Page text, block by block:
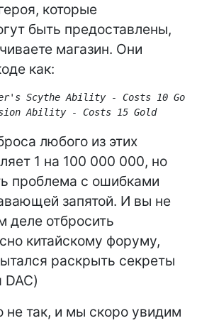
которые
быть предоставлены,
магазин. Они
как:
Scythe Ability - Costs 10 Gold
любого из этих
1 на 100 000 000, но
проблема с ошибками
запятой. И вы не
деле отбросить
китайскому форуму,
раскрыть секреты
не так, и мы скоро увидим